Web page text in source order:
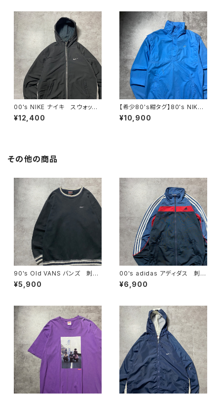
00's NIKE ナイキ スウォッシ
ュ 刺繍ワンポイント フード
刺繍 ドローコード ブラッ
¥12,400
【希少80's紺タグ】80's NIKE
ナイキ 紺タグ スウォッシュ
刺繍ワンポイント スタンドカラ
¥10,900
その他の商品
90's Old VANS バンズ 刺繍
ワンポイント ラインリブ ヘビ
ーオンス ブラック 黒 スウェ
¥5,900
00's adidas アディダス 刺繍
ワンポイント バックプリント
サイドストライプ マルチカラ
¥6,900